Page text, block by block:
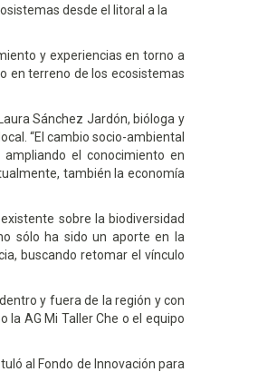
desde el litoral a la
y experiencias en torno a
en terreno de los ecosistemas
Sánchez Jardón, bióloga y
El cambio socio-ambiental
el conocimiento en
también la economía
sobre la biodiversidad
sólo ha sido un aporte en la
buscando retomar el vínculo
y fuera de la región y con
la AG Mi Taller Che o el equipo
al Fondo de Innovación para